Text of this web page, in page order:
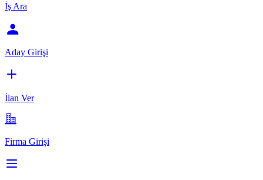
İş Ara
Aday Girişi
İlan Ver
Firma Girişi